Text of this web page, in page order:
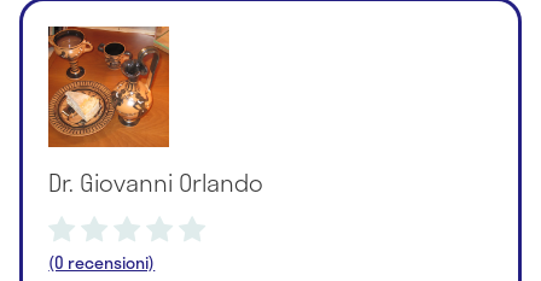
Dr. Giovanni Orlando
(0 recensioni)